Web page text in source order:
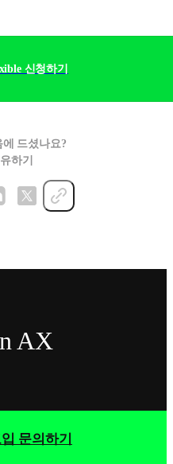
신청하기
드셨나요?
하기
AX
문의하기